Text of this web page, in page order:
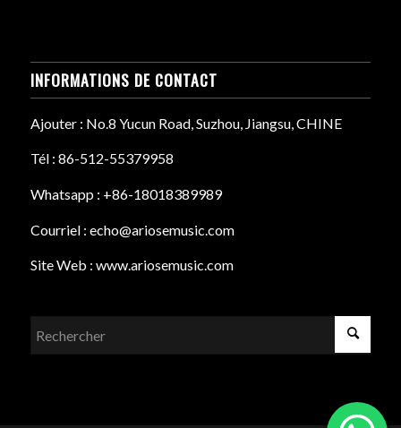
INFORMATIONS DE CONTACT
Ajouter : No.8 Yucun Road, Suzhou, Jiangsu, CHINE
Tél : 86-512-55379958
Whatsapp : +86-18018389989
Courriel : echo@ariosemusic.com
Site Web : www.ariosemusic.com